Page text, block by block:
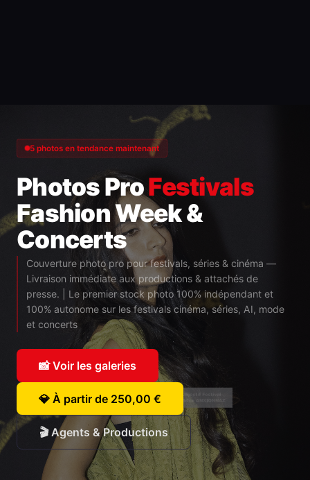
5 photos en tendance maintenant
Photos ProFestivals
Fashion Week &
Concerts
Couverture photo pro pour festivals, séries & cinéma —
Livraison immédiate aux productions & attachés de
presse. | Le premier stock photo 100% indépendant et
100% autonome sur les festivals cinéma, séries, AI, mode
et concerts
📸 Voir les galeries
💎 À partir de 250,00 €
🎬 Agents & Productions